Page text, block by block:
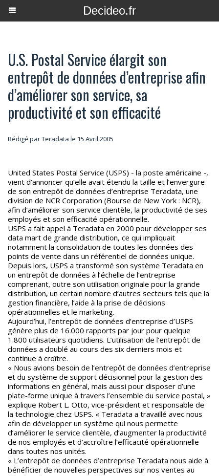
Decideo.fr
U.S. Postal Service élargit son
entrepôt de données d’entreprise afin
d’améliorer son service, sa
productivité et son efficacité
Rédigé par Teradata le 15 Avril 2005
United States Postal Service (USPS) - la poste américaine -,
vient d’annoncer qu’elle avait étendu la taille et l’envergure
de son entrepôt de données d’entreprise Teradata, une
division de NCR Corporation (Bourse de New York : NCR),
afin d’améliorer son service clientèle, la productivité de ses
employés et son efficacité opérationnelle.
USPS a fait appel à Teradata en 2000 pour développer ses
data mart de grande distribution, ce qui impliquait
notamment la consolidation de toutes les données des
points de vente dans un référentiel de données unique.
Depuis lors, USPS a transformé son système Teradata en
un entrepôt de données à l’échelle de l’entreprise
comprenant, outre son utilisation originale pour la grande
distribution, un certain nombre d’autres secteurs tels que la
gestion financière, l’aide à la prise de décisions
opérationnelles et le marketing.
Aujourd’hui, l’entrepôt de données d’entreprise d’USPS
génère plus de 16.000 rapports par jour pour quelque
1.800 utilisateurs quotidiens. L’utilisation de l’entrepôt de
données a doublé au cours des six derniers mois et
continue à croître.
« Nous avions besoin de l’entrepôt de données d’entreprise
et du système de support décisionnel pour la gestion des
informations en général, mais aussi pour disposer d’une
plate-forme unique à travers l’ensemble du service postal, »
explique Robert L. Otto, vice-président et responsable de
la technologie chez USPS. « Teradata a travaillé avec nous
afin de développer un système qui nous permette
d’améliorer le service clientèle, d’augmenter la productivité
de nos employés et d’accroître l’efficacité opérationnelle
dans toutes nos unités.
« L’entrepôt de données d’entreprise Teradata nous aide à
bénéficier de nouvelles perspectives sur nos ventes au